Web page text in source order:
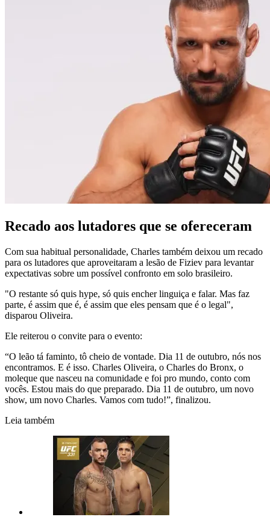
Recado aos lutadores que se ofereceram
Com sua habitual personalidade, Charles também deixou um recado
para os lutadores que aproveitaram a lesão de Fiziev para levantar
expectativas sobre um possível confronto em solo brasileiro.
"O restante só quis hype, só quis encher linguiça e falar. Mas faz
parte, é assim que é, é assim que eles pensam que é o legal",
disparou Oliveira.
Ele reiterou o convite para o evento:
“O leão tá faminto, tô cheio de vontade. Dia 11 de outubro, nós nos
encontramos. E é isso. Charles Oliveira, o Charles do Bronx, o
moleque que nasceu na comunidade e foi pro mundo, conto com
vocês. Estou mais do que preparado. Dia 11 de outubro, um novo
show, um novo Charles. Vamos com tudo!”, finalizou.
Leia também